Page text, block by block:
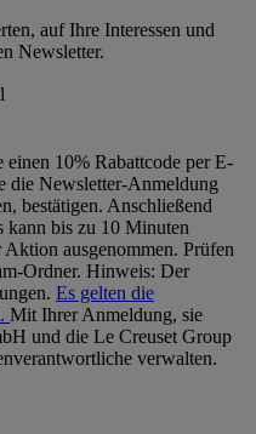
auf Ihre Interessen und
Newsletter.
10% Rabattcode per E-
die Newsletter-Anmeldung
bestätigen. Anschließend
kann bis zu 10 Minuten
ausgenommen. Prüfen
Ordner. Hinweis: Der
Es gelten die
Mit Ihrer Anmeldung, sie
und die Le Creuset Group
verwalten.